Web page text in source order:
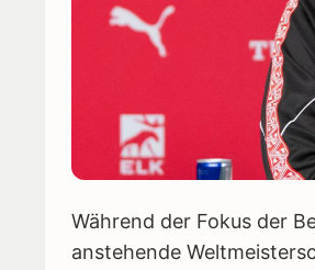
Während der Fokus der
anstehende